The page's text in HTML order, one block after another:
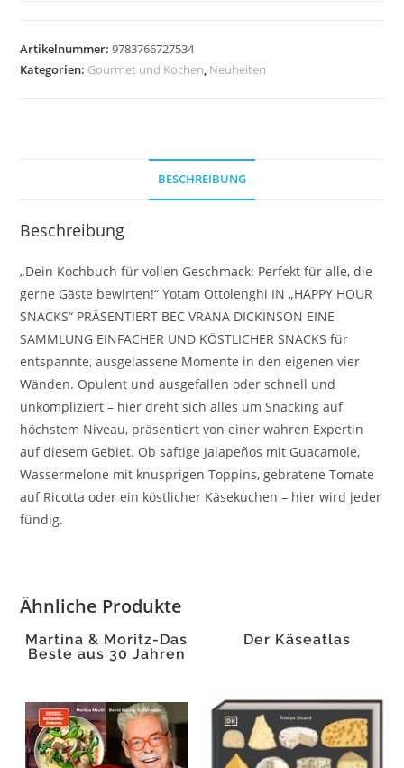
Artikelnummer:9783766727534
Kategorien: Gourmet und Kochen, Neuheiten
BESCHREIBUNG
Beschreibung
„Dein Kochbuch für vollen Geschmack: Perfekt für alle, die
gerne Gäste bewirten!“ Yotam Ottolenghi IN „HAPPY HOUR
SNACKS“ PRÄSENTIERT BEC VRANA DICKINSON EINE
SAMMLUNG EINFACHER UND KÖSTLICHER SNACKS für
entspannte, ausgelassene Momente in den eigenen vier
Wänden. Opulent und ausgefallen oder schnell und
unkompliziert – hier dreht sich alles um Snacking auf
höchstem Niveau, präsentiert von einer wahren Expertin
auf diesem Gebiet. Ob saftige Jalapeños mit Guacamole,
Wassermelone mit knusprigen Toppins, gebratene Tomate
auf Ricotta oder ein köstlicher Käsekuchen – hier wird jeder
fündig.
Ähnliche Produkte
Martina & Moritz-Das
Beste aus 30 Jahren
Der Käseatlas